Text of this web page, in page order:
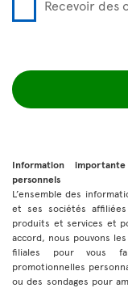
Recevoir des
Information
personnels
L’ensemble des
et ses sociétés
produits et services et
accord, nous pouvons
filiales pour vous
promotionnelles
ou des sondages pour